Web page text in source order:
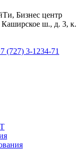
Бизнес центр
ш., д. 3, к.
(727) 3-1234-71